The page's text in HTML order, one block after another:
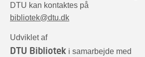
DTU kan kontaktes på
bibliotek@dtu.dk
Udviklet af
DTU Bibliotek i samarbejde med